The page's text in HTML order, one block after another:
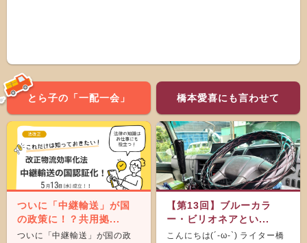
とら子の「一配一会」
ついに「中継輸送」が国
の政策に！？共用拠...
ついに「中継輸送」が国の政
橋本愛喜にも言わせて
【第13回】ブルーカラ
ー・ビリオネアとい...
こんにちは(´-ω-`) ライター橋